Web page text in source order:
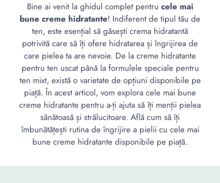
Bine ai venit la ghidul complet pentru cele mai
bune creme hidratante! Indiferent de tipul tău de
ten, este esențial să găsești crema hidratantă
potrivită care să îți ofere hidratarea și îngrijirea de
care pielea ta are nevoie. De la creme hidratante
pentru ten uscat până la formulele speciale pentru
ten mixt, există o varietate de opțiuni disponibile pe
piață. În acest articol, vom explora cele mai bune
creme hidratante pentru a-ți ajuta să îți menții pielea
sănătoasă și strălucitoare. Află cum să îți
îmbunătățești rutina de îngrijire a pielii cu cele mai
bune creme hidratante disponibile pe piață.